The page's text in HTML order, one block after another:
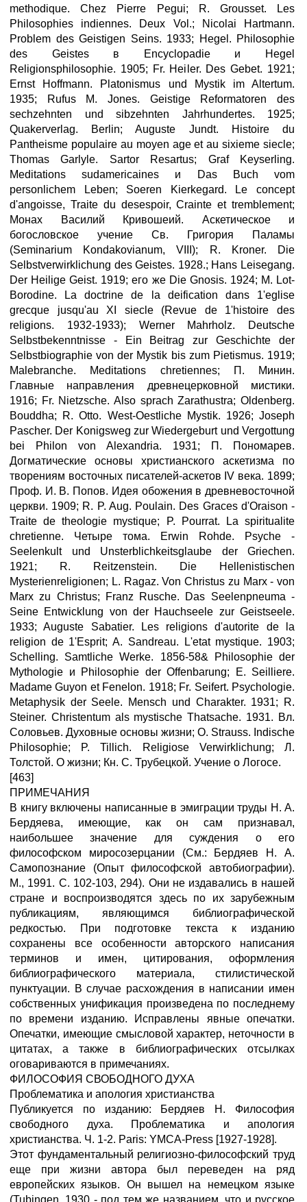
methodique. Chez Pierre Pegui; R. Grousset. Les
Philosophies indiennes. Deux Vol.; Nicolai Hartmann.
Problem des Geistigen Seins. 1933; Hegel. Philosophie
des Geistes в Encyclopadie и Hegel
Religionsphilosophie. 1905; Fr. Heiler. Des Gebet. 1921;
Ernst Hoffmann. Platonismus und Mystik im Altertum.
1935; Rufus M. Jones. Geistige Reformatoren des
sechzehnten und sibzehnten Jahrhundertes. 1925;
Quakerverlag. Berlin; Auguste Jundt. Histoire du
Pantheisme populaire au moyen age et au sixieme siecle;
Thomas Garlyle. Sartor Resartus; Graf Keyserling.
Meditations sudamericaines и Das Buch vom
personlichem Leben; Soeren Kierkegard. Le concept
d'angoisse, Traite du desespoir, Crainte et tremblement;
Монах Василий Кривошеий. Аскетическое и
богословское учение Св. Григория Паламы
(Seminarium Kondakovianum, VIII); R. Kroner. Die
Selbstverwirklichung des Geistes. 1928.; Hans Leisegang.
Der Heilige Geist. 1919; его же Die Gnosis. 1924; M. Lot-
Borodine. La doctrine de la deification dans 1'eglise
grecque jusqu'au XI siecle (Revue de 1'histoire des
religions. 1932-1933); Werner Mahrholz. Deutsche
Selbstbekenntnisse - Ein Beitrag zur Geschichte der
Selbstbiographie von der Mystik bis zum Pietismus. 1919;
Malebranche. Meditations chretiennes; П. Минин.
Главные направления древнецерковной мистики.
1916; Fr. Nietzsche. Also sprach Zarathustra; Oldenberg.
Bouddha; R. Otto. West-Oestliche Mystik. 1926; Joseph
Pascher. Der Konigsweg zur Wiedergeburt und Vergottung
bei Philon von Alexandria. 1931; П. Пономарев.
Догматические основы христианского аскетизма по
творениям восточных писателей-аскетов IV века. 1899;
Проф. И. В. Попов. Идея обожения в древневосточной
церкви. 1909; R. P. Aug. Poulain. Des Graces d'Oraison -
Traite de theologie mystique; P. Pourrat. La spiritualite
chretienne. Четыре тома. Erwin Rohde. Psyche -
Seelenkult und Unsterblichkeitsglaube der Griechen.
1921; R. Reitzenstein. Die Hellenistischen
Mysterienreligionen; L. Ragaz. Von Christus zu Marx - von
Marx zu Christus; Franz Rusche. Das Seelenpneuma -
Seine Entwicklung von der Hauchseele zur Geistseele.
1933; Auguste Sabatier. Les religions d'autorite de la
religion de 1'Esprit; A. Sandreau. L'etat mystique. 1903;
Schelling. Samtliche Werke. 1856-58& Philosophie der
Mythologie и Philosophie der Offenbarung; E. Seilliere.
Madame Guyon et Fenelon. 1918; Fr. Seifert. Psychologie.
Metaphysik der Seele. Mensch und Charakter. 1931; R.
Steiner. Christentum als mystische Thatsache. 1931. Вл.
Соловьев. Духовные основы жизни; О. Strauss. Indische
Philosophie; P. Tillich. Religiose Verwirklichung; Л.
Толстой. О жизни; Кн. С. Трубецкой. Учение о Логосе.
[463]
ПРИМЕЧАНИЯ
В книгу включены написанные в эмиграции труды Н. А.
Бердяева, имеющие, как он сам признавал,
наибольшее значение для суждения о его
философском миросозерцании (См.: Бердяев Н. А.
Самопознание (Опыт философской автобиографии).
M., 1991. С. 102-103, 294). Они не издавались в нашей
стране и воспроизводятся здесь по их зарубежным
публикациям, являющимся библиографической
редкостью. При подготовке текста к изданию
сохранены все особенности авторского написания
терминов и имен, цитирования, оформления
библиографического материала, стилистической
пунктуации. В случае расхождения в написании имен
собственных унификация произведена по последнему
по времени изданию. Исправлены явные опечатки.
Опечатки, имеющие смысловой характер, неточности в
цитатах, а также в библиографических отсылках
оговариваются в примечаниях.
ФИЛОСОФИЯ СВОБОДНОГО ДУХА
Проблематика и апология христианства
Публикуется по изданию: Бердяев Н. Философия
свободного духа. Проблематика и апология
христианства. Ч. 1-2. Paris: YMCA-Press [1927-1928].
Этот фундаментальный религиозно-философский труд
еще при жизни автора был переведен на ряд
европейских языков. Он вышел на немецком языке
(Tubingen, 1930 - под тем же названием, что и русское